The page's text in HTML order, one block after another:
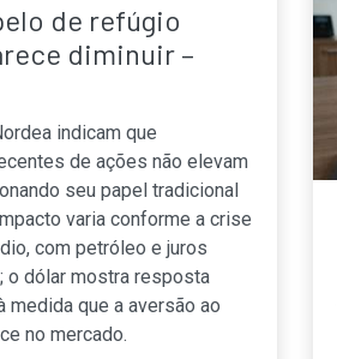
de refúgio
diminuir –
indicam que
de ações não elevam
seu papel tradicional
varia conforme a crise
com petróleo e juros
o dólar mostra resposta
medida que a aversão ao
no mercado.